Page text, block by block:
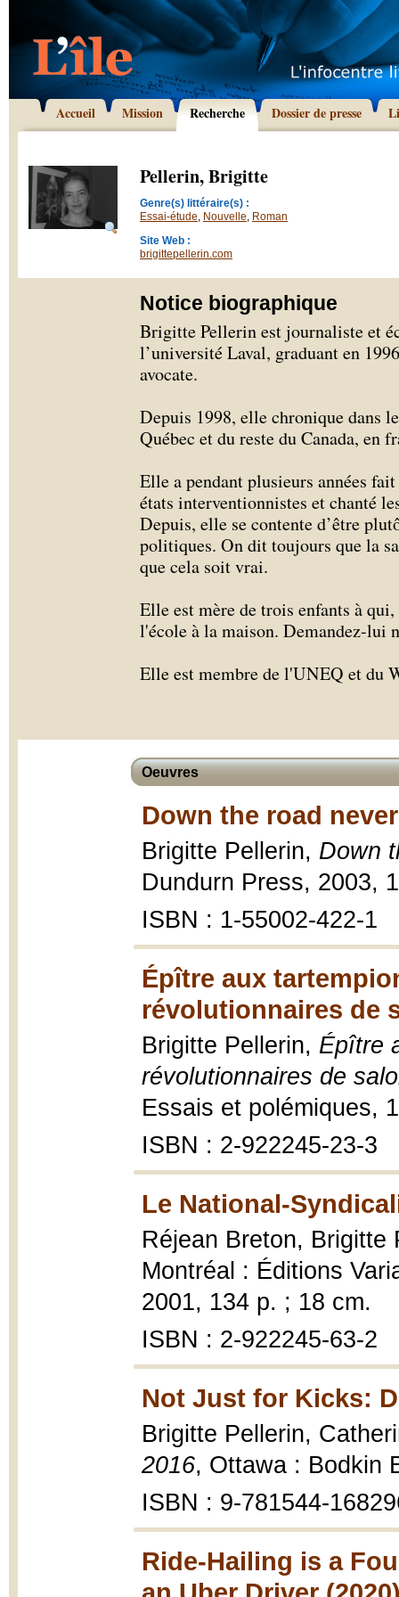
Accueil Mission Recherche Dossier de presse
Pellerin, Brigitte
Genre(s) littéraire(s) :
Essai-étude, Nouvelle, Roman
Site Web :
brigittepellerin.com
Notice biographique
Brigitte Pellerin est journaliste et
l’université Laval, graduant en
avocate.
Depuis 1998, elle chronique dans
Québec et du reste du Canada, en
Elle a pendant plusieurs années
états interventionnistes et chanté
Depuis, elle se contente d’être
politiques. On dit toujours que la
que cela soit vrai.
Elle est mère de trois enfants à
l'école à la maison. Demandez-
Elle est membre de l'UNEQ et du
Oeuvres
Down the road
Brigitte Pellerin, Down
Dundurn Press, 2003,
ISBN : 1-55002-422-1
Épître aux
révolutionnaires de
Brigitte Pellerin, Épître
révolutionnaires de
Essais et polémiques,
ISBN : 2-922245-23-3
Le National-
Réjean Breton, Brigitte
Montréal : Éditions
2001, 134 p. ; 18 cm.
ISBN : 2-922245-63-2
Not Just for Kicks:
Brigitte Pellerin,
2016, Ottawa : Bodkin
ISBN : 9-781544-
Ride-Hailing is a